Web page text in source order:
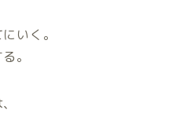
いく。
。